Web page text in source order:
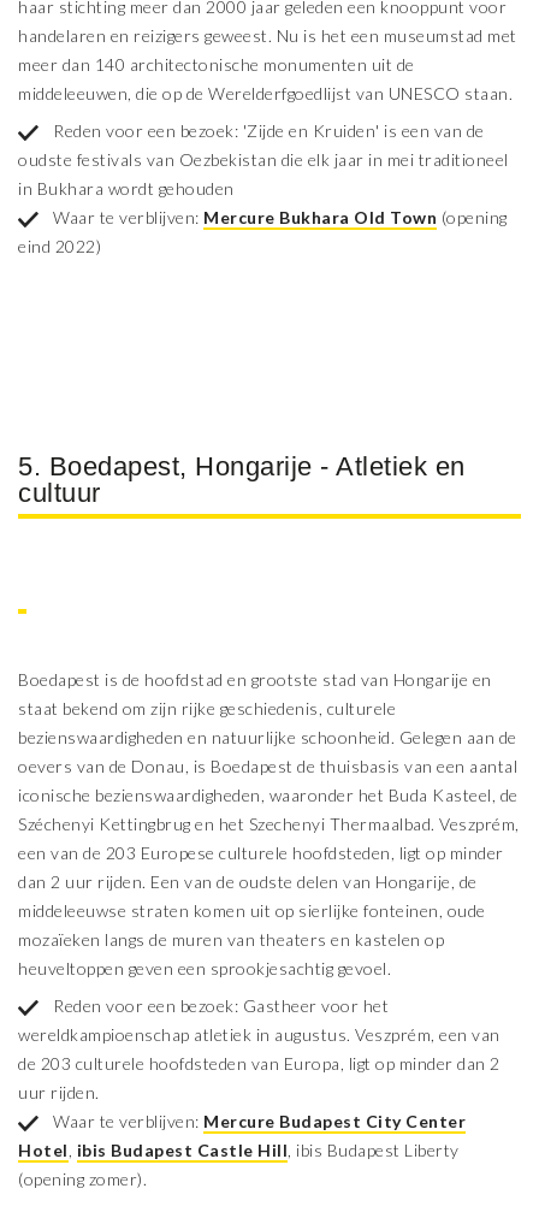
haar stichting meer dan 2000 jaar geleden een knooppunt voor
handelaren en reizigers geweest. Nu is het een museumstad met
meer dan 140 architectonische monumenten uit de
middeleeuwen, die op de Werelderfgoedlijst van UNESCO staan.
Reden voor een bezoek: 'Zijde en Kruiden' is een van de
oudste festivals van Oezbekistan die elk jaar in mei traditioneel
in Bukhara wordt gehouden
Waar te verblijven: Mercure Bukhara Old Town (opening
eind 2022)
5. Boedapest, Hongarije - Atletiek en
cultuur
Boedapest is de hoofdstad en grootste stad van Hongarije en
staat bekend om zijn rijke geschiedenis, culturele
bezienswaardigheden en natuurlijke schoonheid. Gelegen aan de
oevers van de Donau, is Boedapest de thuisbasis van een aantal
iconische bezienswaardigheden, waaronder het Buda Kasteel, de
Széchenyi Kettingbrug en het Szechenyi Thermaalbad. Veszprém,
een van de 203 Europese culturele hoofdsteden, ligt op minder
dan 2 uur rijden. Een van de oudste delen van Hongarije, de
middeleeuwse straten komen uit op sierlijke fonteinen, oude
mozaïeken langs de muren van theaters en kastelen op
heuveltoppen geven een sprookjesachtig gevoel.
Reden voor een bezoek: Gastheer voor het
wereldkampioenschap atletiek in augustus. Veszprém, een van
de 203 culturele hoofdsteden van Europa, ligt op minder dan 2
uur rijden.
Waar te verblijven: Mercure Budapest City Center
Hotel ibis Budapest Castle Hill , ibis Budapest Liberty
(opening zomer).